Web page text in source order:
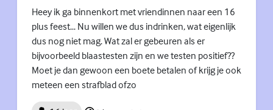
Heey ik ga binnenkort met vriendinnen naar een 16
plus feest... Nu willen we dus indrinken, wat eigenlijk
dus nog niet mag. Wat zal er gebeuren als er
bijvoorbeeld blaastesten zijn en we testen positief??
Moet je dan gewoon een boete betalen of krijg je ook
meteen een strafblad ofzo